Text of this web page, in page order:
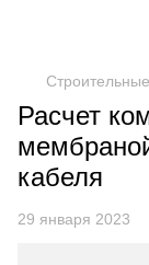
Расчет
кабеля
29 января 2023